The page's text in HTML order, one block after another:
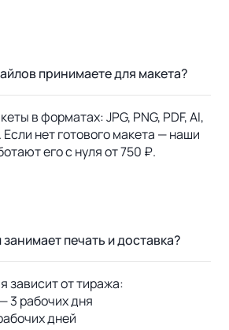
принимаете для макета?
в форматах: JPG, PNG, PDF, AI,
Если нет готового макета — наши
его с нуля от 750 ₽.
печать и доставка?
зависит от тиража:
3 рабочих дня
дней